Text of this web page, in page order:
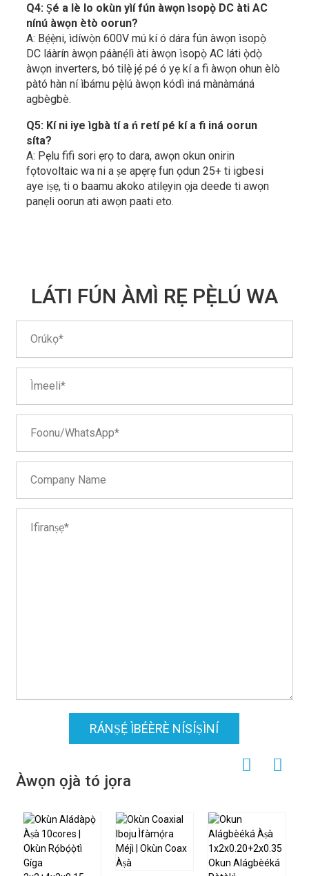
Q4: Ṣé a lè lo okùn yìí fún àwọn ìsopọ̀ DC àti AC
nínú àwọn ètò oorun?
A: Bẹ́ẹ̀ni, ìdíwọ̀n 600V mú kí ó dára fún àwọn ìsopọ̀
DC láàrín àwọn páànẹ́lì àti àwọn ìsopọ̀ AC láti ọ̀dọ̀
àwọn inverters, bó tilẹ̀ jẹ́ pé ó yẹ kí a fi àwọn ohun èlò
pàtó hàn ní ìbámu pẹ̀lú àwọn kódì iná mànàmáná
agbègbè.
Q5: Kí ni iye ìgbà tí a ń retí pé kí a fi iná oorun
síta?
A: Pẹlu fifi sori ẹrọ to dara, awọn okun onirin
fọtovoltaic wa ni a ṣe apẹrẹ fun ọdun 25+ ti igbesi
aye iṣẹ, ti o baamu akoko atilẹyin ọja deede ti awọn
panẹli oorun ati awọn paati eto.
LÁTI FÚN ÀMÌ RẸ PẸ̀LÚ WA
RÁNṢẸ́ ÌBÉÈRÈ NÍSÍṢÌNÍ
Àwọn ọjà tó jọra